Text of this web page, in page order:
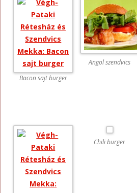
Bacon sajt burger
Angol szendvics
Chili burger